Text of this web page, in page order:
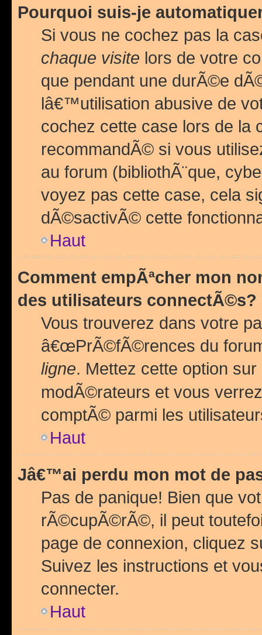
Pourquoi suis-je
Si vous ne cochez pas la
chaque visite lors de votre
que pendant une durÃ©e
lâ€™utilisation abusive de
cochez cette case lors de
recommandÃ© si vous
au forum (bibliothÃ¨que,
voyez pas cette case, cela
dÃ©sactivÃ© cette
Haut
Comment empÃªcher mon
des utilisateurs connectÃ©s?
Vous trouverez dans votre
â€œPrÃ©fÃ©rences du
ligne. Mettez cette option sur
modÃ©rateurs et vous
comptÃ© parmi les
Haut
Jâ€™ai perdu mon mot de
Pas de panique! Bien que
rÃ©cupÃ©rÃ©, il peut
page de connexion, cliquez
Suivez les instructions et
connecter.
Haut